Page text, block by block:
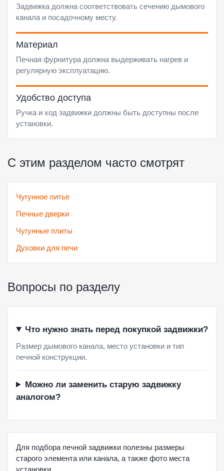
Задвижка должна соответствовать сечению дымового
канала и посадочному месту.
Материал
Печная фурнитура должна выдерживать нагрев и
регулярную эксплуатацию.
Удобство доступа
Ручка и ход задвижки должны быть доступны после
установки.
С этим разделом часто смотрят
Чугунное литье
Печные дверки
Чугунные плиты
Духовки для печи
Вопросы по разделу
Что нужно знать перед покупкой задвижки?
Размер дымового канала, место установки и тип
печной конструкции.
Можно ли заменить старую задвижку
аналогом?
Для подбора печной задвижки полезны размеры
старого элемента или канала, а также фото места
установки.